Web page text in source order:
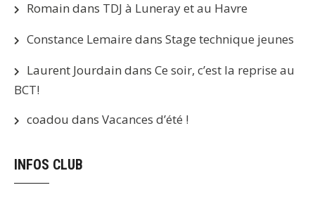
Romain dans TDJ à Luneray et au Havre
Constance Lemaire dans Stage technique jeunes
Laurent Jourdain dans Ce soir, c’est la reprise au
BCT!
coadou dans Vacances d’été !
INFOS CLUB